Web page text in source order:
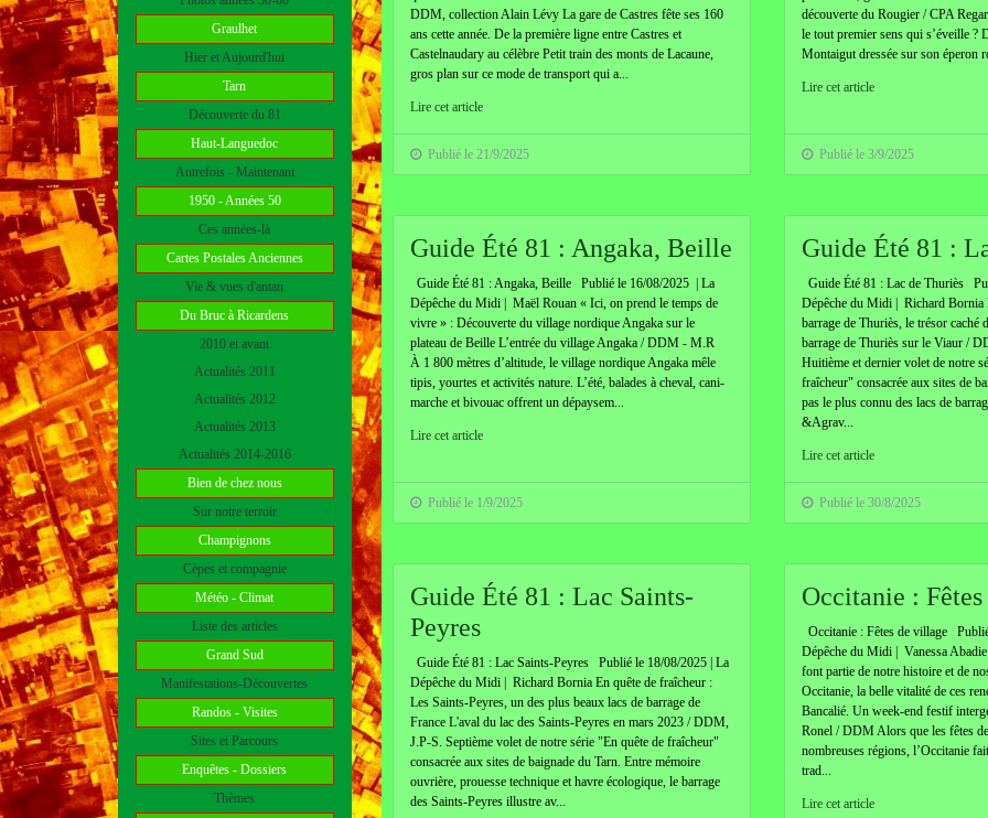
Graulhet
Hier et Aujourd'hui
Tarn
Découverte du 81
Haut-Languedoc
Autrefois - Maintenant
1950 - Années 50
Ces années-là
Cartes Postales Anciennes
Vie & vues d'antan
Du Bruc à Ricardens
2010 et avant
Actualités 2011
Actualités 2012
Actualités 2013
Actualités 2014-2016
Bien de chez nous
Sur notre terroir
Champignons
Cèpes et compagnie
Météo - Climat
Liste des articles
Grand Sud
Manifestations-Découvertes
Randos - Visites
Sites et Parcours
Enquêtes - Dossiers
Thèmes
DDM, collection Alain Lévy La gare de Castres fête ses 160
ans cette année. De la première ligne entre Castres et
Castelnaudary au célèbre Petit train des monts de Lacaune,
gros plan sur ce mode de transport qui a...
Lire cet article
Publié le 21/9/2025
découverte du Rougier / CPA
le tout premier sens qui s’éveille ?
Montaigut dressée sur son éperon
Lire cet article
Publié le 3/9/2025
Guide Été 81 : Angaka, Beille
Guide Été 81 : Angaka, Beille Publié le 16/08/2025 | La
Dépêche du Midi | Maël Rouan « Ici, on prend le temps de
vivre » : Découverte du village nordique Angaka sur le
plateau de Beille L’entrée du village Angaka / DDM - M.R
À 1 800 mètres d’altitude, le village nordique Angaka mêle
tipis, yourtes et activités nature. L’été, balades à cheval, cani-
marche et bivouac offrent un dépaysem...
Lire cet article
Publié le 1/9/2025
Guide Été 81 :
Guide Été 81 : Lac de Thuriès
Dépêche du Midi | Richard Bornia
barrage de Thuriès, le trésor caché
barrage de Thuriès sur le Viaur /
Huitième et dernier volet de notre
fraîcheur" consacrée aux sites de
pas le plus connu des lacs de
&Agrav...
Lire cet article
Publié le 30/8/2025
Guide Été 81 : Lac Saints-
Peyres
Guide Été 81 : Lac Saints-Peyres Publié le 18/08/2025 | La
Dépêche du Midi | Richard Bornia En quête de fraîcheur :
Les Saints-Peyres, un des plus beaux lacs de barrage de
France L'aval du lac des Saints-Peyres en mars 2023 / DDM,
J.P-S. Septième volet de notre série "En quête de fraîcheur"
consacrée aux sites de baignade du Tarn. Entre mémoire
ouvrière, prouesse technique et havre écologique, le barrage
des Saints-Peyres illustre av...
Occitanie :
Occitanie : Fêtes de village
Dépêche du Midi | Vanessa
font partie de notre histoire et de
Occitanie, la belle vitalité de ces
Bancalié. Un week-end festif
Ronel / DDM Alors que les fêtes
nombreuses régions, l’Occitanie
trad...
Lire cet article